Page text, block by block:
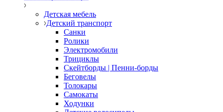
Детская мебель
Детский транспорт
Санки
Ролики
Электромобили
Трициклы
Скейтборды | Пенни-борды
Беговелы
Толокары
Самокаты
Ходунки